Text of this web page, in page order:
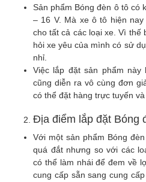
Sản phẩm Bóng đèn ô tô có
– 16 V. Mà xe ô tô hiện
cho tất cả các loại xe. Vì thế
hỏi xe yêu của mình có sử
nhỉ.
Việc lắp đặt sản phẩm
cũng diễn ra vô cùng đơn
có thể đặt hàng trực tuyến
Địa điểm lắp đặt Bóng
Với một sản phẩm Bóng
quá đắt nhưng so với các
có thể làm nhái để đem về
cung cấp sẵn sang cung